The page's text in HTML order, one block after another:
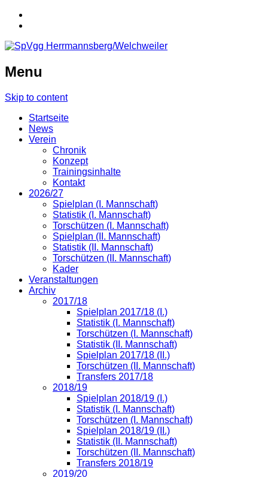
Menu
Skip to content
Startseite
News
Verein
Chronik
Konzept
Trainingsinhalte
Kontakt
2026/27
Spielplan (I. Mannschaft)
Statistik (I. Mannschaft)
Torschützen (I. Mannschaft)
Spielplan (II. Mannschaft)
Statistik (II. Mannschaft)
Torschützen (II. Mannschaft)
Kader
Veranstaltungen
Archiv
2017/18
Spielplan 2017/18 (I.)
Statistik (I. Mannschaft)
Torschützen (I. Mannschaft)
Statistik (II. Mannschaft)
Spielplan 2017/18 (II.)
Torschützen (II. Mannschaft)
Transfers 2017/18
2018/19
Spielplan 2018/19 (I.)
Statistik (I. Mannschaft)
Torschützen (I. Mannschaft)
Spielplan 2018/19 (II.)
Statistik (II. Mannschaft)
Torschützen (II. Mannschaft)
Transfers 2018/19
2019/20